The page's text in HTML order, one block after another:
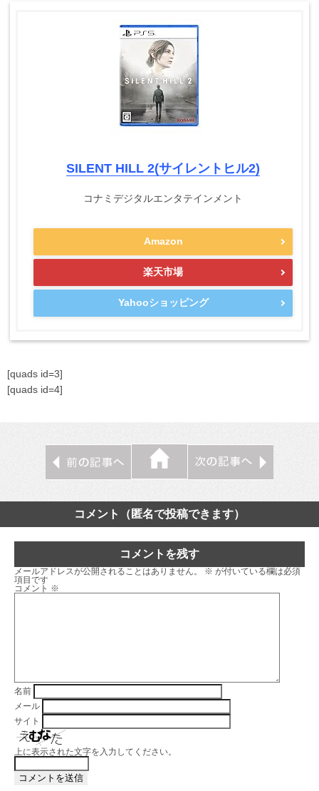
SILENT HILL 2(サイレントヒル2)
コナミデジタルエンタテインメント
Amazon
楽天市場
Yahooショッピング
[quads id=3]
[quads id=4]
コメント（匿名で投稿できます）
コメントを残す
メールアドレスが公開されることはありません。 ※ が付いている欄は必須
項目です
コメント ※
名前
メール
サイト
上に表示された文字を入力してください。